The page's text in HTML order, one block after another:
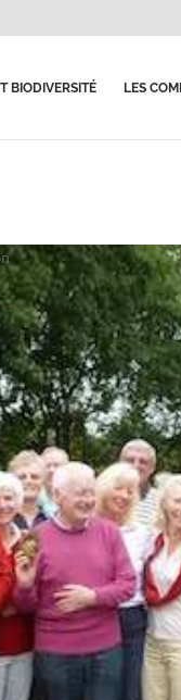
BIODIVERSITÉ LES